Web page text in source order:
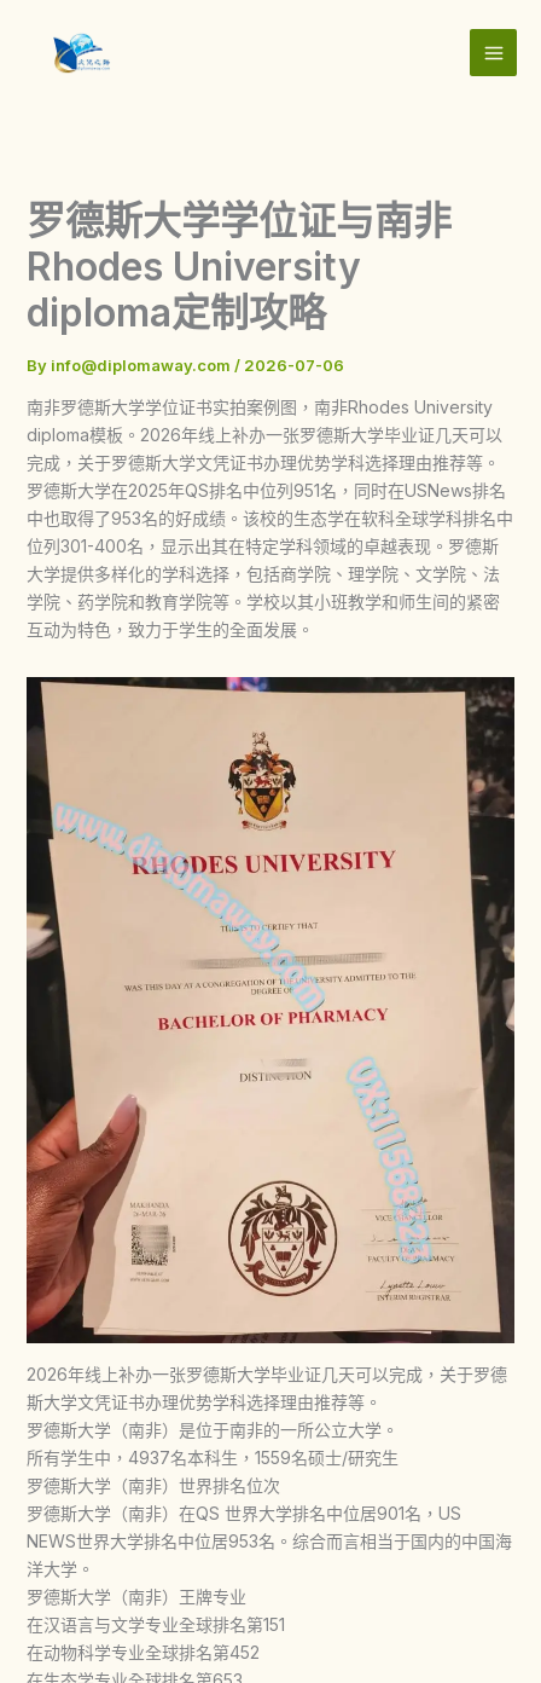
content
罗德斯大学学位证与南非
Rhodes University
diploma定制攻略
By info@diplomaway.com / 2026-07-06
南非罗德斯大学学位证书实拍案例图，南非Rhodes University
diploma模板。2026年线上补办一张罗德斯大学毕业证几天可以
完成，关于罗德斯大学文凭证书办理优势学科选择理由推荐等。
罗德斯大学在2025年QS排名中位列951名，同时在USNews排名
中也取得了953名的好成绩。该校的生态学在软科全球学科排名中
位列301-400名，显示出其在特定学科领域的卓越表现。罗德斯
大学提供多样化的学科选择，包括商学院、理学院、文学院、法
学院、药学院和教育学院等。学校以其小班教学和师生间的紧密
互动为特色，致力于学生的全面发展。
2026年线上补办一张罗德斯大学毕业证几天可以完成，关于罗德
斯大学文凭证书办理优势学科选择理由推荐等。
罗德斯大学（南非）是位于南非的一所公立大学。
所有学生中，4937名本科生，1559名硕士/研究生
罗德斯大学（南非）世界排名位次
罗德斯大学（南非）在QS 世界大学排名中位居901名，US
NEWS世界大学排名中位居953名。综合而言相当于国内的中国海
洋大学。
罗德斯大学（南非）王牌专业
在汉语言与文学专业全球排名第151
在动物科学专业全球排名第452